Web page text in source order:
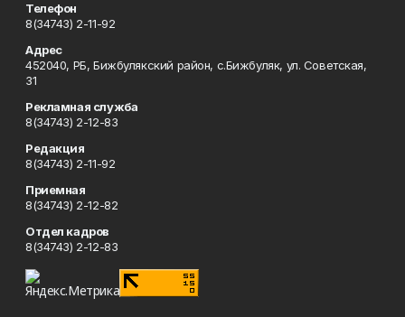
Телефон
8(34743) 2-11-92
Адрес
452040, РБ, Бижбулякский район, с.Бижбуляк, ул. Советская,
31
Рекламная служба
8(34743) 2-12-83
Редакция
8(34743) 2-11-92
Приемная
8(34743) 2-12-82
Отдел кадров
8(34743) 2-12-83